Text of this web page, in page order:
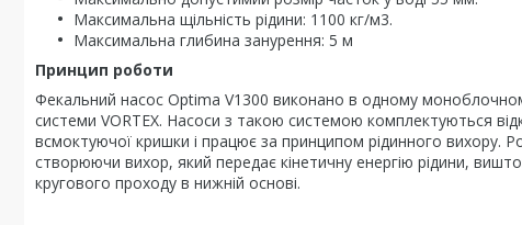
Максимальна щільність рідини: 1100 кг/м3.
Максимальна глибина занурення: 5 м
Принцип роботи
Фекальний насос Optima V1300 виконано в одному
системи VORTEX. Насоси з такою системою комплектуються
всмоктуючої кришки і працює за принципом рідинного вихору.
створюючи вихор, який передає кінетичну енергію рідини,
кругового проходу в нижній основі.